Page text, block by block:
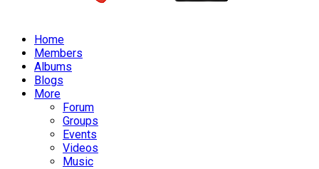
Home
Members
Albums
Blogs
More
Forum
Groups
Events
Videos
Music